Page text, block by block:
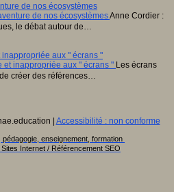
de nos écosystèmes
Anne Cordier :
le débat autour de…
aux " écrans "
Les écrans
créer des références…
| Accessibilité : non conforme
enseignement, formation
Internet / Référencement SEO